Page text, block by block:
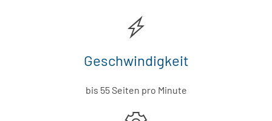
Geschwindigkeit
bis 55 Seiten pro Minute